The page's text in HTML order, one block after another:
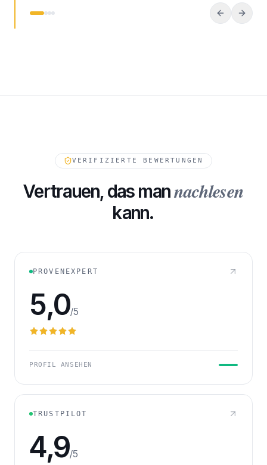
VERIFIZIERTE BEWERTUNGEN
Vertrauen, das mannachlesen
kann.
PROVENEXPERT
5,0/5
PROFIL ANSEHEN
TRUSTPILOT
4,9/5